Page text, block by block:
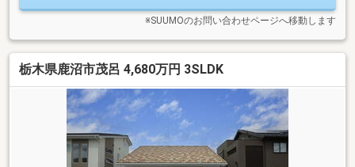
※SUUMOのお問い合わせページへ移動します
栃木県鹿沼市茂呂 4,680万円 3SLDK